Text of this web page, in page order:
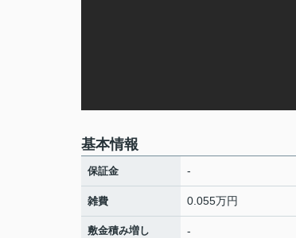
基本情報
保証金 -
雑費 0.055万円
敷金積み増し -